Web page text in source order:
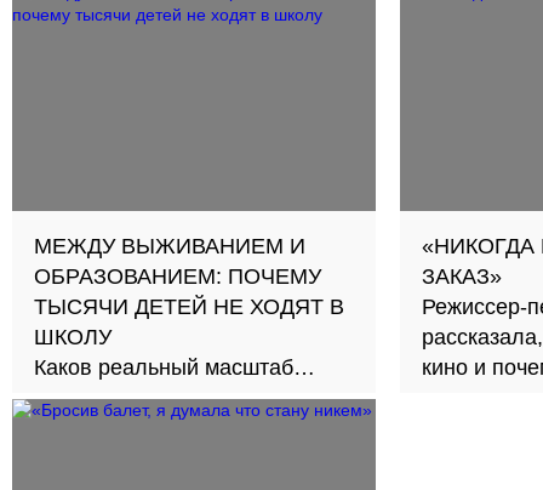
МЕЖДУ ВЫЖИВАНИЕМ И
ОБРАЗОВАНИЕМ: ПОЧЕМУ
ТЫСЯЧИ ДЕТЕЙ НЕ ХОДЯТ В
ШКОЛУ
Каков реальный масштаб
проблемы и как её решить?
ЗАКАЗ»
Режиссер-
кино и